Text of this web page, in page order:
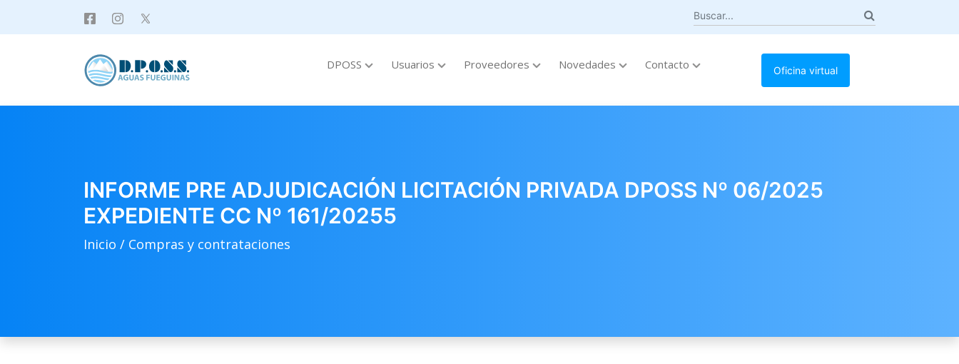
DPOSS Usuarios Proveedores Novedades Contacto Oficina virtual
INFORME PRE ADJUDICACIÓN LICITACIÓN PRIVADA DPOSS Nº 06/2025
EXPEDIENTE CC Nº 161/20255
Inicio / Compras y contrataciones